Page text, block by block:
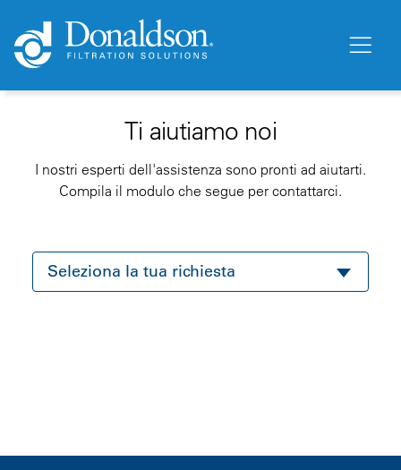
Ti aiutiamo noi
I nostri esperti dell'assistenza sono pronti ad aiutarti.
Compila il modulo che segue per contattarci.